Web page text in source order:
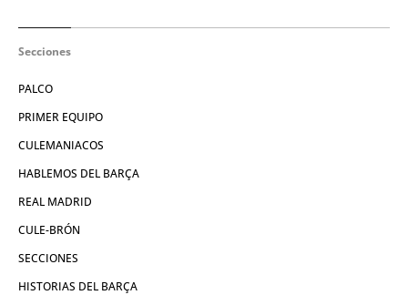
Secciones
PALCO
PRIMER EQUIPO
CULEMANIACOS
HABLEMOS DEL BARÇA
REAL MADRID
CULE-BRÓN
SECCIONES
HISTORIAS DEL BARÇA